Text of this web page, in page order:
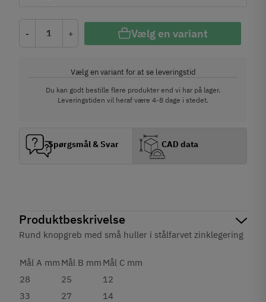
Produktbeskrivelse
Rund knopgreb med små huller i stålfarvet zinklegering
Mål A mm Mål B mm Mål C mm
28
25
12
33
27 14
- + Vælg en variant
Vælg en variant for at se leveringstid
Du kan godt bestille flere produkter end vi har på lager.
Leveringstiden vil heraf være 4-8 dage i stedet.
Spørgsmål & Svar CAD data